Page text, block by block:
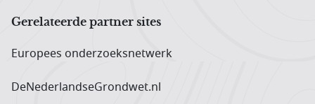
Gerelateerde partner sites
Europees onderzoeks­netwerk
DeNederlandseGrondwet.nl